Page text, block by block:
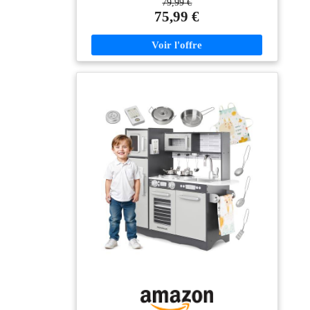
les espaces restreints De Haute Qualité et Durables -
les cuisine en bois enfant Lehoo Castle pour enfants
BPA, robustes, durables et sûrs. Faciles à assembler
(environ 30 minutes à 1 heure), ils sont livrés avec une
boutons stimule l'imagination des enfants et ajoute du
plaisir ! De nombreux rangements permettent de garder
l'espace de jeu propre et organisé Accessoires de
Cuisine Inclus - nous fournissons également
casseroles et poêles : deux jeux d’ustensiles, une poêle
et une casserole, ainsi que de l’huile, du sel et autres
épices, et des œufs, des steaks et autres aliments
factices. Tout le nécessaire pour jouer à la cuisine est
fourni afin d’occuper les enfants Dinette Enfant 3 Ans
- les enfants peuvent organiser un dîner, préparer les
ingrédients et jouer au chef. Cela contribue au
développement de leur motricité, de leur confiance en
composé d'une structure entièrement en bois certifié
FSC, tout comme ses accessoires. Il comprend une
79,99 €
75,99 €